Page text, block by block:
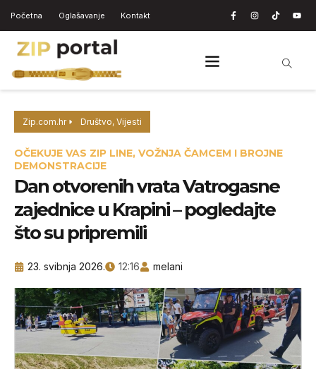
Početna Oglašavanje Kontakt
Zip.com.hr Društvo, Vijesti
OČEKUJE VAS ZIP LINE, VOŽNJA ČAMCEM I BROJNE
DEMONSTRACIJE
Dan otvorenih vrata Vatrogasne
zajednice u Krapini – pogledajte
što su pripremili
23. svibnja 2026. 12:16 melani